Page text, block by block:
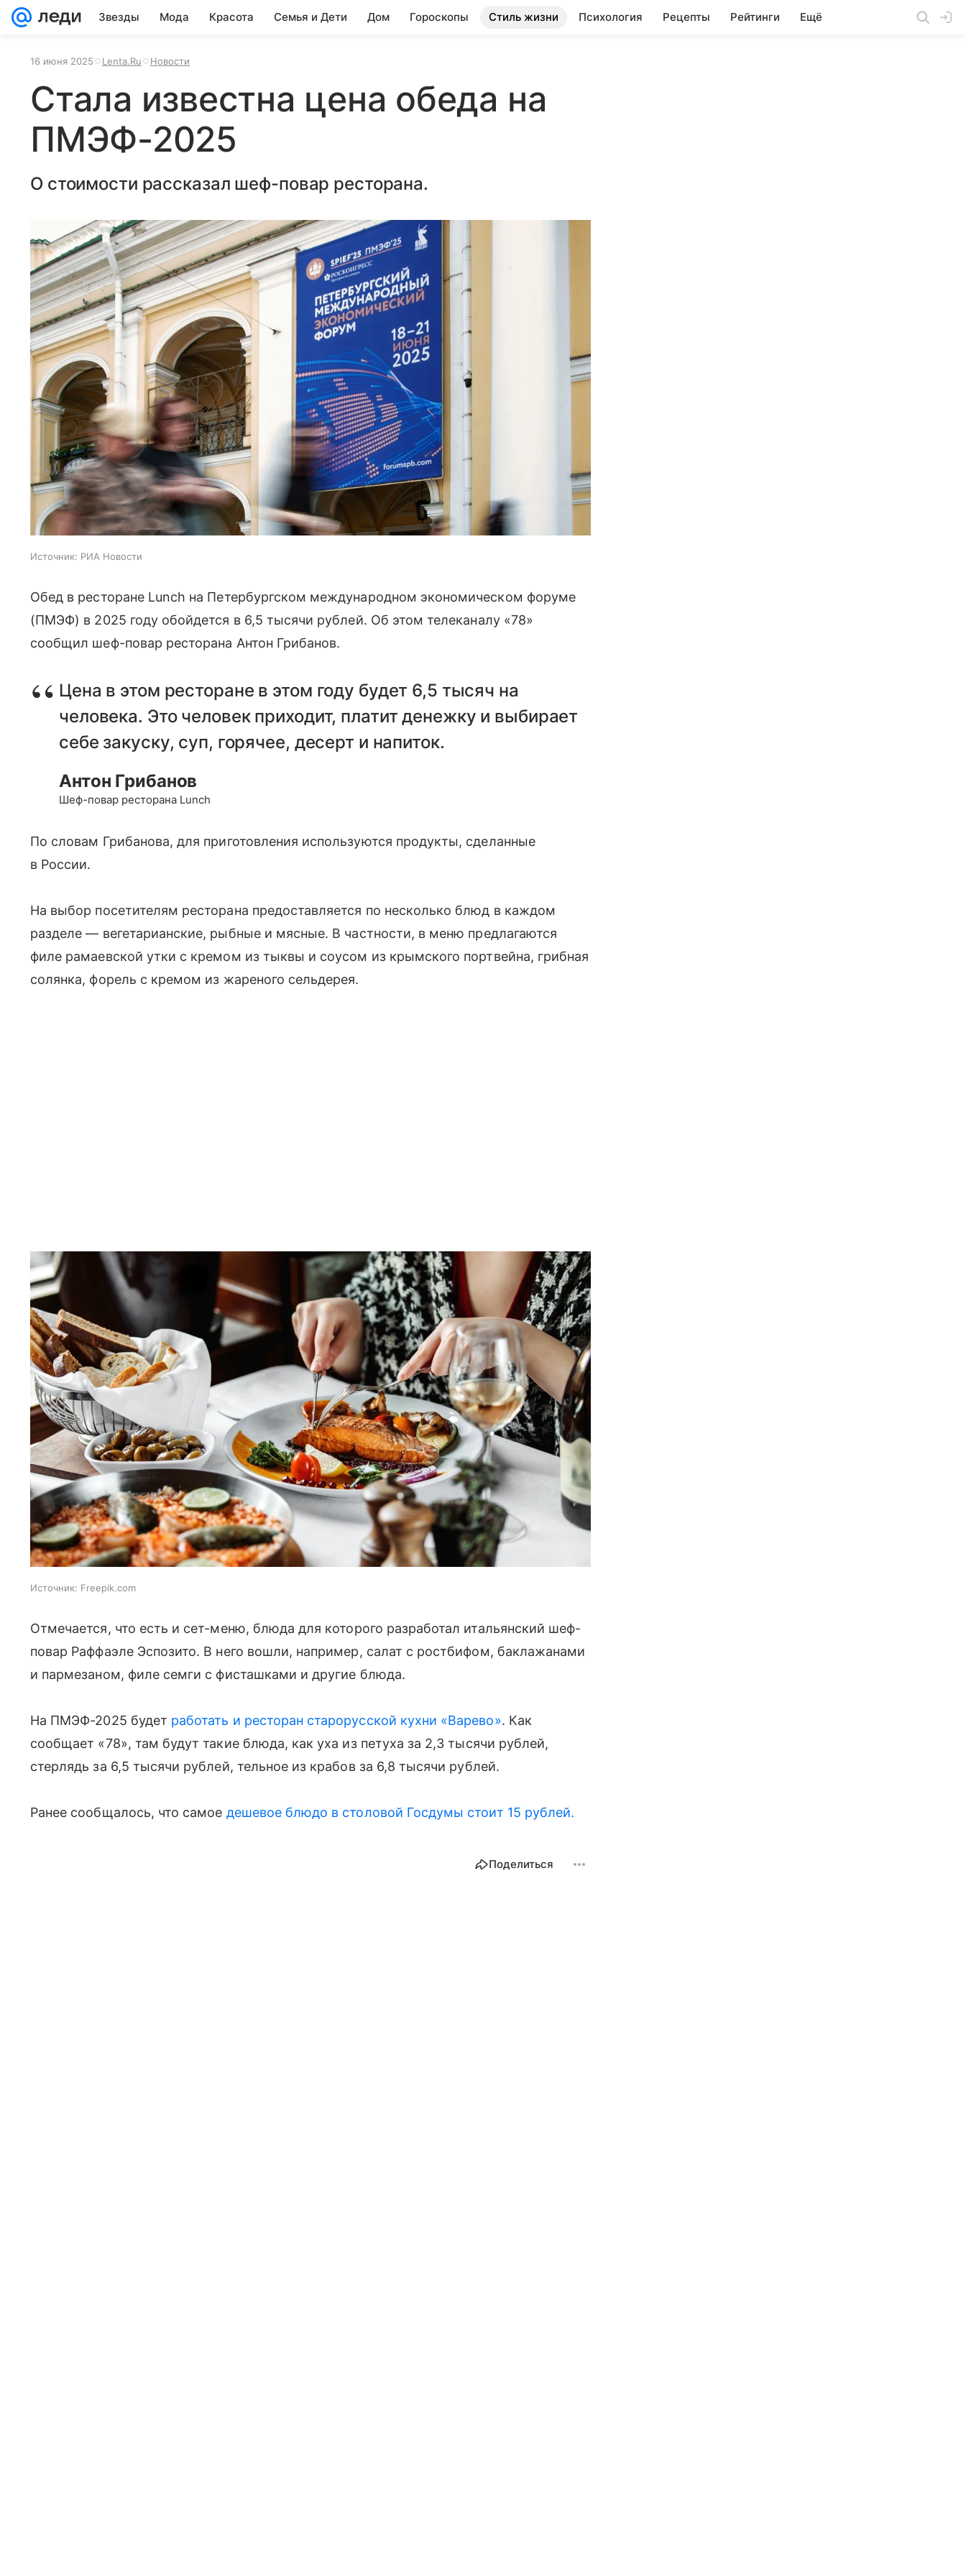
Звезды Мода Красота Семья и Дети Дом Гороскопы Стиль жизни Психология Рецепты Рейтинги Ещё
16 июня 2025 Lenta.Ru Новости
Стала известна цена обеда на
ПМЭФ-2025
О стоимости рассказал шеф-повар ресторана.
Источник: РИА Новости
Обед в ресторане Lunch на Петербургском международном экономическом форуме
(ПМЭФ) в 2025 году обойдется в 6,5 тысячи рублей. Об этом телеканалу «78»
сообщил шеф-повар ресторана Антон Грибанов.
Цена в этом ресторане в этом году будет 6,5 тысяч на
человека. Это человек приходит, платит денежку и выбирает
себе закуску, суп, горячее, десерт и напиток.
Антон Грибанов
Шеф-повар ресторана Lunch
По словам Грибанова, для приготовления используются продукты, сделанные
в России.
На выбор посетителям ресторана предоставляется по несколько блюд в каждом
разделе — вегетарианские, рыбные и мясные. В частности, в меню предлагаются
филе рамаевской утки с кремом из тыквы и соусом из крымского портвейна, грибная
солянка, форель с кремом из жареного сельдерея.
Источник: Freepik.com
Отмечается, что есть и сет-меню, блюда для которого разработал итальянский шеф-
повар Раффаэле Эспозито. В него вошли, например, салат с ростбифом, баклажанами
и пармезаном, филе семги с фисташками и другие блюда.
На ПМЭФ-2025 будет работать и ресторан старорусской кухни «Варево». Как
сообщает «78», там будут такие блюда, как уха из петуха за 2,3 тысячи рублей,
стерлядь за 6,5 тысячи рублей, тельное из крабов за 6,8 тысячи рублей.
Ранее сообщалось, что самое дешевое блюдо в столовой Госдумы стоит 15 рублей.
Поделиться